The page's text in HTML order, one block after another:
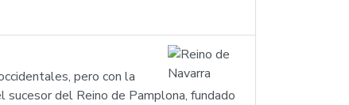
pero con la
del Reino de Pamplona, fundado